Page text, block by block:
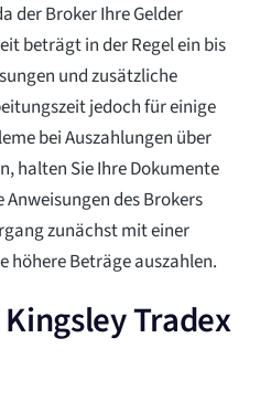
der Broker Ihre Gelder
beträgt in der Regel ein bis
und zusätzliche
jedoch für einige
bei Auszahlungen über
halten Sie Ihre Dokumente
des Brokers
zunächst mit einer
höhere Beträge auszahlen.
Tradex